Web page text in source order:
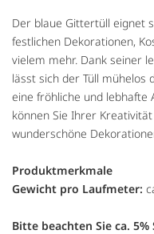
Der blaue Gittertüll eignet
festlichen Dekorationen,
vielem mehr. Dank seiner
lässt sich der Tüll
eine fröhliche und
können Sie Ihrer
wunderschöne
Produktmerkmale
Gewicht pro Laufmeter:
Bitte beachten Sie ca.